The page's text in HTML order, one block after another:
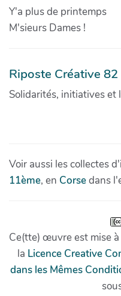
Y'a plus de printemps
M'sieurs Dames !
Riposte Créative 82
Solidarités, initiatives et
Voir aussi les collectes
11ème, en Corsedans
Ce(tte) œuvre est mise
la Licence Creative
dans les Mêmes